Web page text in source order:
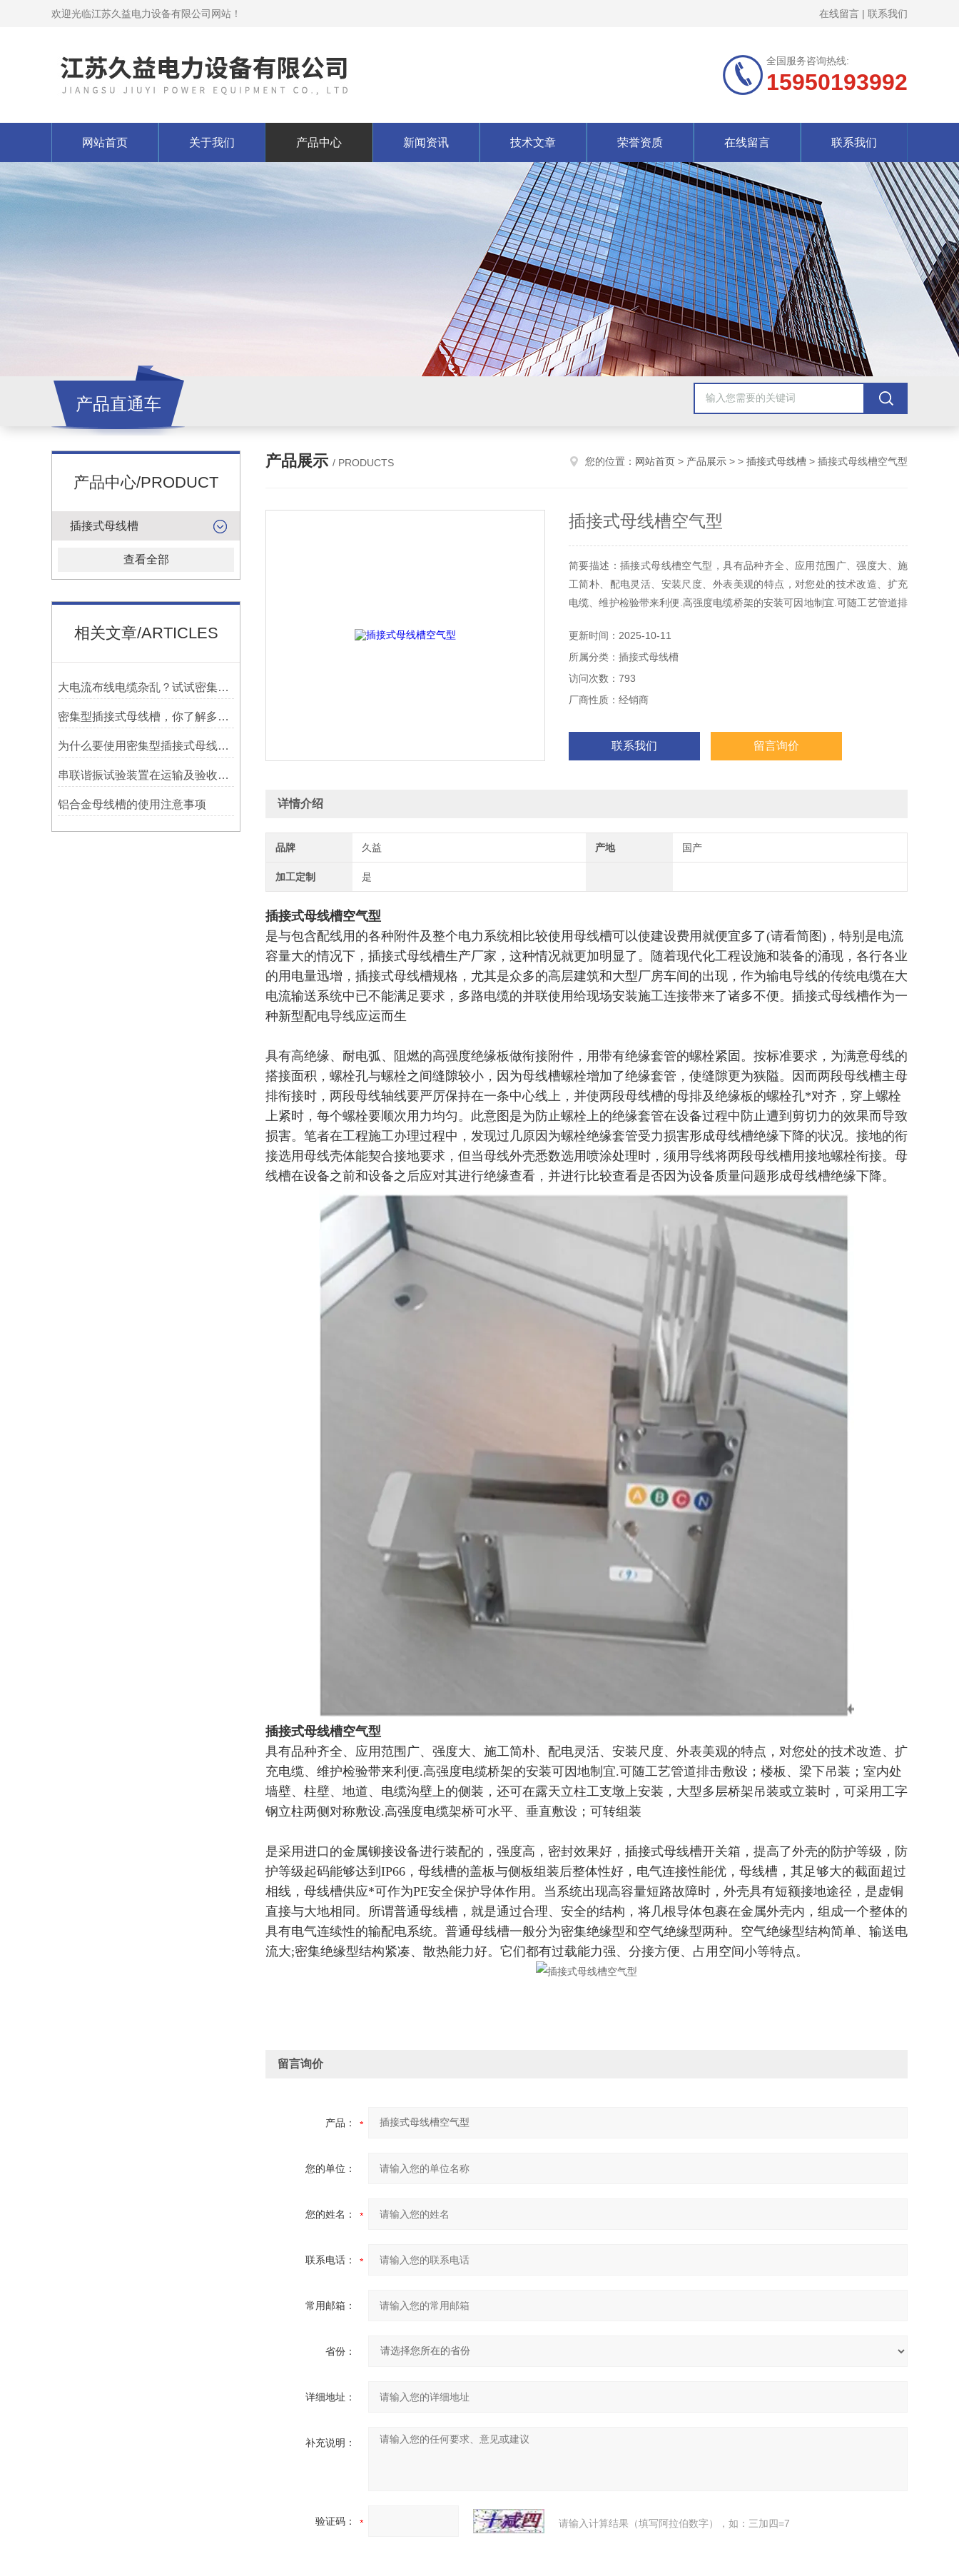
欢迎光临江苏久益电力设备有限公司网站！ 在线留言 | 联系我们
全国服务咨询热线:
15950193992
网站首页 关于我们 产品中心 新闻资讯 技术文章 荣誉资质 在线留言 联系我们
产品直通车
产品中心/PRODUCT
插接式母线槽
查看全部
相关文章/ARTICLES
大电流布线电缆杂乱？试试密集型插接式母线槽
密集型插接式母线槽，你了解多少？
为什么要使用密集型插接式母线槽，原因是什么
串联谐振试验装置在运输及验收时注意哪些事项
铝合金母线槽的使用注意事项
产品展示 / PRODUCTS 您的位置： 网站首页 > 产品展示 > > 插接式母线槽 > 插接式母线槽空气型
插接式母线槽空气型
简要描述：插接式母线槽空气型，具有品种齐全、应用范围广、强度大、施
工简朴、配电灵活、安装尺度、外表美观的特点，对您处的技术改造、扩充
电缆、维护检验带来利便.高强度电缆桥架的安装可因地制宜.可随工艺管道排
更新时间：2025-10-11
所属分类：插接式母线槽
访问次数：793
厂商性质：经销商
联系我们 留言询价
详情介绍
品牌 久益 产地 国产
加工定制 是
插接式母线槽空气型
是与包含配线用的各种附件及整个电力系统相比较使用母线槽可以使建设费用就便宜多了(请看简图)，特别是电流
容量大的情况下，插接式母线槽生产厂家，这种情况就更加明显了。随着现代化工程设施和装备的涌现，各行各业
的用电量迅增，插接式母线槽规格，尤其是众多的高层建筑和大型厂房车间的出现，作为输电导线的传统电缆在大
电流输送系统中已不能满足要求，多路电缆的并联使用给现场安装施工连接带来了诸多不便。插接式母线槽作为一
种新型配电导线应运而生
具有高绝缘、耐电弧、阻燃的高强度绝缘板做衔接附件，用带有绝缘套管的螺栓紧固。按标准要求，为满意母线的
搭接面积，螺栓孔与螺栓之间缝隙较小，因为母线槽螺栓增加了绝缘套管，使缝隙更为狭隘。因而两段母线槽主母
排衔接时，两段母线轴线要严厉保持在一条中心线上，并使两段母线槽的母排及绝缘板的螺栓孔*对齐，穿上螺栓
上紧时，每个螺栓要顺次用力均匀。此意图是为防止螺栓上的绝缘套管在设备过程中防止遭到剪切力的效果而导致
损害。笔者在工程施工办理过程中，发现过几原因为螺栓绝缘套管受力损害形成母线槽绝缘下降的状况。接地的衔
接选用母线壳体能契合接地要求，但当母线外壳悉数选用喷涂处理时，须用导线将两段母线槽用接地螺栓衔接。母
线槽在设备之前和设备之后应对其进行绝缘查看，并进行比较查看是否因为设备质量问题形成母线槽绝缘下降。
插接式母线槽空气型
具有品种齐全、应用范围广、强度大、施工简朴、配电灵活、安装尺度、外表美观的特点，对您处的技术改造、扩
充电缆、维护检验带来利便.高强度电缆桥架的安装可因地制宜.可随工艺管道排击敷设；楼板、梁下吊装；室内处
墙壁、柱壁、地道、电缆沟壁上的侧装，还可在露天立柱工支墩上安装，大型多层桥架吊装或立装时，可采用工字
钢立柱两侧对称敷设.高强度电缆架桥可水平、垂直敷设；可转组装
是采用进口的金属铆接设备进行装配的，强度高，密封效果好，插接式母线槽开关箱，提高了外壳的防护等级，防
护等级起码能够达到IP66，母线槽的盖板与侧板组装后整体性好，电气连接性能优，母线槽，其足够大的截面超过
相线，母线槽供应*可作为PE安全保护导体作用。当系统出现高容量短路故障时，外壳具有短额接地途径，是虚铜
直接与大地相同。所谓普通母线槽，就是通过合理、安全的结构，将几根导体包裹在金属外壳内，组成一个整体的
具有电气连续性的输配电系统。普通母线槽一般分为密集绝缘型和空气绝缘型两种。空气绝缘型结构简单、输送电
流大;密集绝缘型结构紧凑、散热能力好。它们都有过载能力强、分接方便、占用空间小等特点。
留言询价
产品：
您的单位：
您的姓名：
联系电话：
常用邮箱：
省份：
详细地址：
补充说明：
验证码： 请输入计算结果（填写阿拉伯数字），如：三加四=7